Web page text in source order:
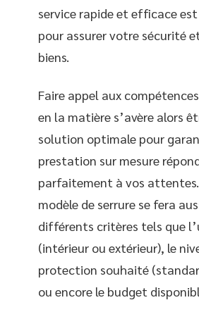
service rapide et efficace
pour assurer votre sécurité
biens.
Faire appel aux
en la matière s’avère alors
solution optimale pour
prestation sur mesure
parfaitement à vos attentes.
modèle de serrure se fera
différents critères tels que
(intérieur ou extérieur), le
protection souhaité
ou encore le budget